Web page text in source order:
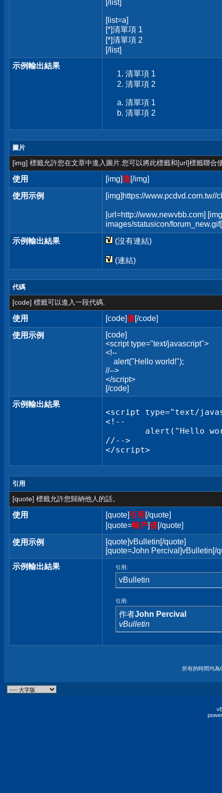
[/list]
[list=a]
[*]清單項 1
[*]清單項 2
[/list]
示例輸出結果
清單項 1
清單項 2
清單項 1
清單項 2
圖片
[img] 標籤允許您在文章中進入圖片.您可以將此標籤和[url]標籤聯合
使用 [img]值[/img]
使用示例
[img]https://www.pcdvd.com.tw//
[url=http://www.newvbb.com]
images/statusicon/
示例輸出結果
(沒有連結)
(連結)
代碼
[code] 標籤可以進入一段代碼.
使用 [code]值[/code]
使用示例
[code]
<script type="text/javascript">
<!--
alert("Hello world!");
//-->
</script>
[/code]
示例輸出結果
<script type="text/
<!--
//-->
</script>
引用
[quote] 標籤允許您歸納他人的話。
使用 [quote]引用 [/quote]
[quote=帳戶]值[/quote]
使用示例
[quote]vBulletin[/quote]
[quote=John Percival]vBulletin[/
示例輸出結果
引用:
vBulletin
引用:
作者John Percival
vBulletin
所有的時間均為